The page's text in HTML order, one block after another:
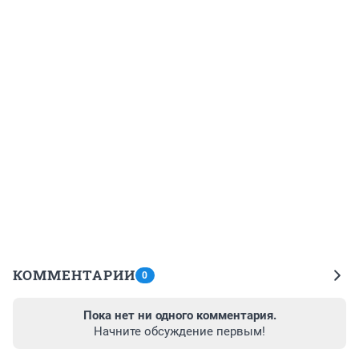
КОММЕНТАРИИ 0
Пока нет ни одного комментария.
Начните обсуждение первым!